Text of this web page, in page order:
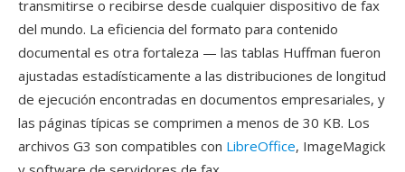
transmitirse o recibirse desde cualquier dispositivo de fax
del mundo. La eficiencia del formato para contenido
documental es otra fortaleza — las tablas Huffman fueron
ajustadas estadísticamente a las distribuciones de longitud
de ejecución encontradas en documentos empresariales, y
las páginas típicas se comprimen a menos de 30 KB. Los
archivos G3 son compatibles con LibreOffice, ImageMagick